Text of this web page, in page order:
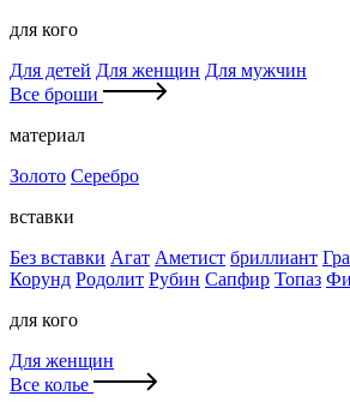
для кого
Для детей Для женщин Для мужчин
Все броши
материал
Золото Серебро
вставки
Без вставки Агат Аметист бриллиант
Корунд Родолит Рубин Сапфир Топаз
для кого
Для женщин
Все колье